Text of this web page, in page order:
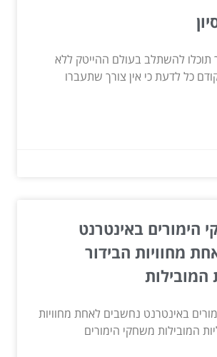
תוכלו להשתלב בעולם ההייטק ללא
כל לדעת כי אין צורך שתעברו
הימורים באינטרנט
מחוויות הבידור
המובילות
באינטרנט נחשבים לאחת מחוויות
המובילות משחקי הימורים